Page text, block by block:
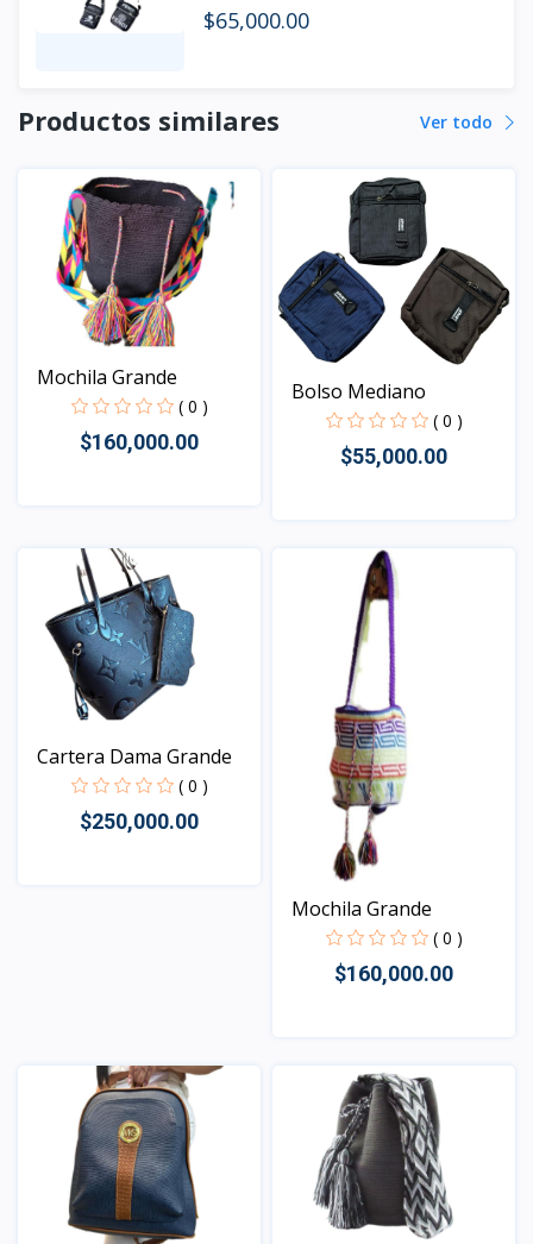
$65,000.00
Productos similares Ver todo
Mochila Grande
( 0 )
$160,000.00
Bolso Mediano
( 0 )
$55,000.00
Vista
Cartera Dama Grande
( 0 )
$250,000.00
Mochila Grande
( 0 )
$160,000.00